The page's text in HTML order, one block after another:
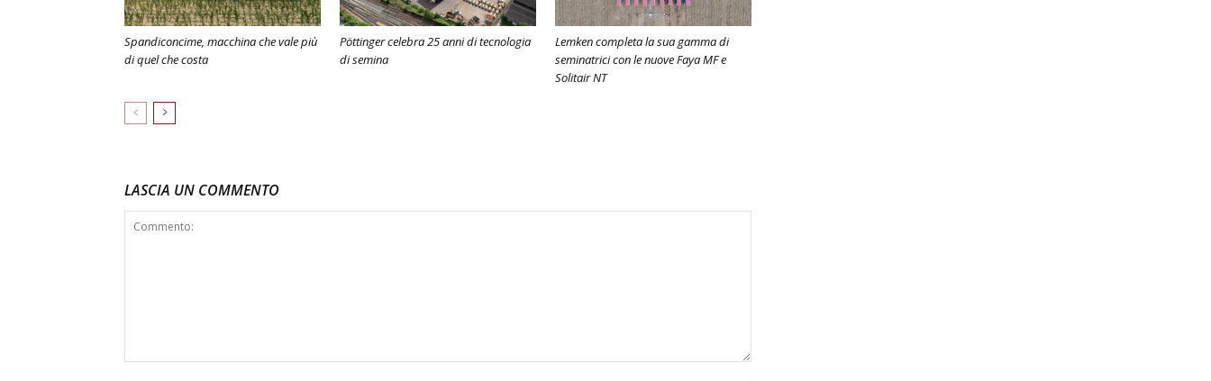
Spandiconcime, macchina che vale più
di quel che costa
Pöttinger celebra 25 anni di tecnologia
di semina
Lemken completa la sua gamma di
seminatrici con le nuove Faya MF e
Solitair NT
LASCIA UN COMMENTO